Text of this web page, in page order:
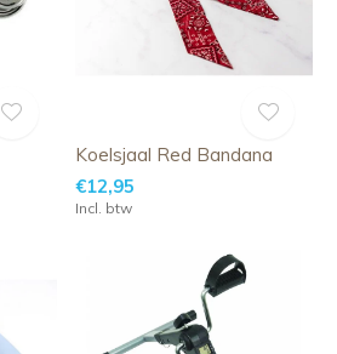
Koelsjaal Red Bandana
€12,95
Incl. btw